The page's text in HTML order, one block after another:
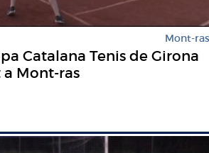
Mont-ras
Catalana Tenis de Girona
a Mont-ras